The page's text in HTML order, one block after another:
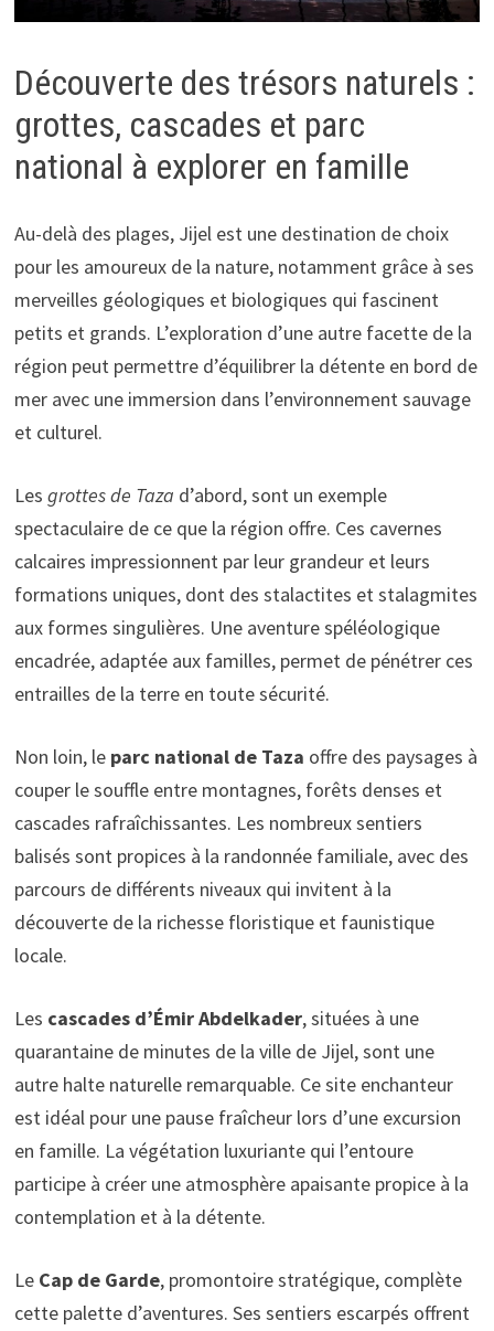
Découverte des trésors naturels :
grottes, cascades et parc
national à explorer en famille
Au-delà des plages, Jijel est une destination de choix
pour les amoureux de la nature, notamment grâce à ses
merveilles géologiques et biologiques qui fascinent
petits et grands. L’exploration d’une autre facette de la
région peut permettre d’équilibrer la détente en bord de
mer avec une immersion dans l’environnement sauvage
et culturel.
Les grottes de Taza d’abord, sont un exemple
spectaculaire de ce que la région offre. Ces cavernes
calcaires impressionnent par leur grandeur et leurs
formations uniques, dont des stalactites et stalagmites
aux formes singulières. Une aventure spéléologique
encadrée, adaptée aux familles, permet de pénétrer ces
entrailles de la terre en toute sécurité.
Non loin, le parc national de Taza offre des paysages à
couper le souffle entre montagnes, forêts denses et
cascades rafraîchissantes. Les nombreux sentiers
balisés sont propices à la randonnée familiale, avec des
parcours de différents niveaux qui invitent à la
découverte de la richesse floristique et faunistique
locale.
Les cascades d’Émir Abdelkader, situées à une
quarantaine de minutes de la ville de Jijel, sont une
autre halte naturelle remarquable. Ce site enchanteur
est idéal pour une pause fraîcheur lors d’une excursion
en famille. La végétation luxuriante qui l’entoure
participe à créer une atmosphère apaisante propice à la
contemplation et à la détente.
Le Cap de Garde, promontoire stratégique, complète
cette palette d’aventures. Ses sentiers escarpés offrent